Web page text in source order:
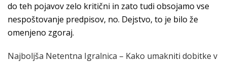
do teh pojavov zelo kritični in zato tudi obsojamo vse
nespoštovanje predpisov, no. Dejstvo, to je bilo že
omenjeno zgoraj.
Najboljša Netentna Igralnica – Kako umakniti dobitke v